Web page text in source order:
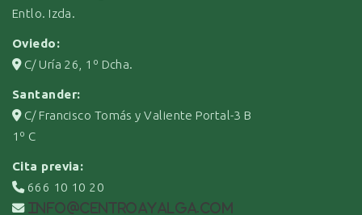
Entlo. Izda.
Oviedo:
C/ Uría 26, 1º Dcha.
Santander:
C/ Francisco Tomás y Valiente Portal-3 B
1º C
Cita previa:
666 10 10 20
info@centroayalga.com